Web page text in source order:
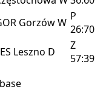
GorzówW P
26:70
Leszno D
Z
57:39